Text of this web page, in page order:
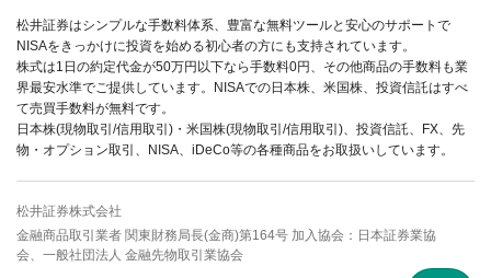
松井証券はシンプルな手数料体系、豊富な無料ツールと安心のサポートで
NISAをきっかけに投資を始める初心者の方にも支持されています。
株式は1日の約定代金が50万円以下なら手数料0円、その他商品の手数料も業
界最安水準でご提供しています。NISAでの日本株、米国株、投資信託はすべ
て売買手数料が無料です。
日本株(現物取引/信用取引)・米国株(現物取引/信用取引)、投資信託、FX、先
物・オプション取引、NISA、iDeCo等の各種商品をお取扱いしています。
松井証券株式会社
金融商品取引業者 関東財務局長(金商)第164号 加入協会：日本証券業協
会、一般社団法人 金融先物取引業協会